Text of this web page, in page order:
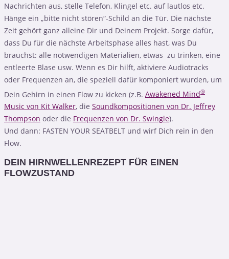
Nachrichten aus, stelle Telefon, Klingel etc. auf lautlos etc.
Hänge ein „bitte nicht stören“-Schild an die Tür. Die nächste
Zeit gehört ganz alleine Dir und Deinem Projekt. Sorge dafür,
dass Du für die nächste Arbeitsphase alles hast, was Du
brauchst: alle notwendigen Materialien, etwas zu trinken, eine
entleerte Blase usw. Wenn es Dir hilft, aktiviere Audiotracks
oder Frequenzen an, die speziell dafür komponiert wurden, um
Dein Gehirn in einen Flow zu kicken (z.B. Awakened Mind®
Music von Kit Walker, die Soundkompositionen von Dr. Jeffrey
Thompson oder die Frequenzen von Dr. Swingle).
Und dann: FASTEN YOUR SEATBELT und wirf Dich rein in den
Flow.
DEIN HIRNWELLENREZEPT FÜR EINEN
FLOWZUSTAND